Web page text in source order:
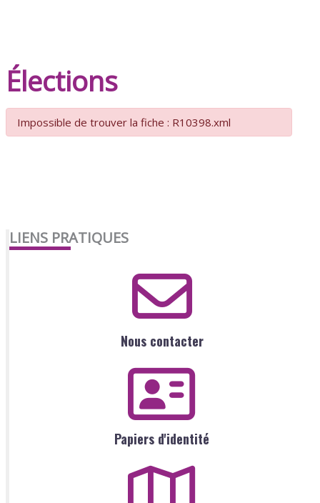
Élections
Impossible de trouver la fiche : R10398.xml
LIENS PRATIQUES
Nous contacter
Papiers d'identité